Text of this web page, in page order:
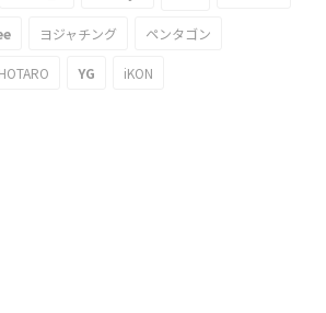
ヨジャチング ペンタゴン
YG iKON